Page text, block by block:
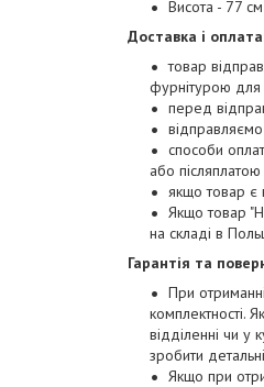
Висота - 77 см
Доставка і
товар
фурнітурою для
перед
способи
або
якщо товар є
Якщо товар
на складі в
Гарантія та
При
комплектності.
відділенні чи
зробити
Якщо при